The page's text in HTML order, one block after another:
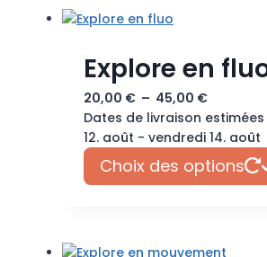
Explore en
20,00 € – 45,00 €Plage
de
prix :
20,00 €
à
Dates de livraison
12. août - vendredi 14. août
Choix des options